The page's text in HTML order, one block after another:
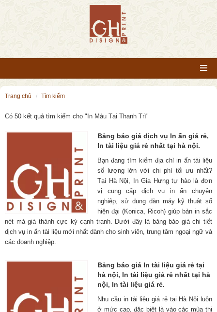
trang chủ tìm kiếm
Có 50 kết quả tìm kiếm cho " In Màu Tại Thanh Trì"
Bảng báo giá dịch vụ In ấn giá rẻ,
In tài liệu giá rẻ nhất tại hà nội.
Bạn đang tìm kiếm địa chỉ in ấn tài liệu
số lượng lớn với chi phí tối ưu nhất?
Tại Hà Nội, In Gia Hưng tự hào là đơn
vị cung cấp dịch vụ in ấn chuyên
nghiệp, sử dụng dàn máy kỹ thuật số
hiện đại (Konica, Ricoh) giúp bản in sắc
nét mà giá thành cực kỳ cạnh tranh. Dưới đây là bảng báo giá chi tiết
dịch vụ in ấn tài liệu mới nhất dành cho sinh viên, trung tâm ngoại ngữ và
các doanh nghiệp.
Bảng báo giá In tài liệu giá rẻ tại
hà nội, In tài liệu giá rẻ nhất tại hà
nội, In tài liệu giá rẻ.
Nhu cầu in tài liệu giá rẻ tại Hà Nội luôn
ở mức cao, đặc biệt là vào các mùa thi